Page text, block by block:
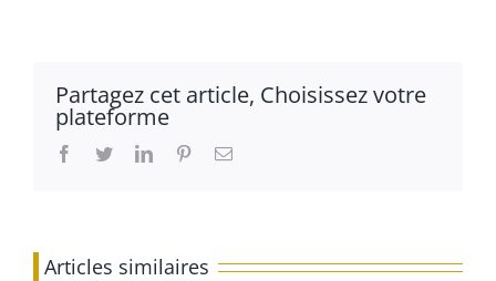
Partagez cet article, Choisissez votre
plateforme
Facebook
TwitterLinkedInPinterestEmail
Articles similaires